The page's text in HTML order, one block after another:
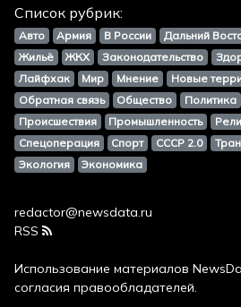
Список рубрик:
Авто Армия В России Дальний
Жильё
ЖКХ Законодательство
Лайфхак
Мир Мнение Новые
Обратная связь
Общество Политика
Происшествия
Промышленность
Спецоперация
Спорт СССР 2.0
Экология
Экономика
redactor@newsdata.ru
RSS
Использование материалов
согласия правообладателей.